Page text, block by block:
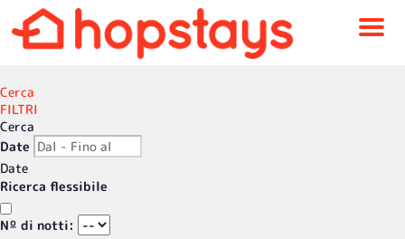
Menu
Cerca
FILTRI
Cerca
Date
Date
Ricerca flessibile
Nº di notti: